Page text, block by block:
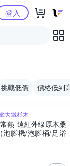
心
登入
挑戰低價 價格低到
大鐵杉木
熱-遠紅外線原木桑
腳機/泡腳桶/足浴